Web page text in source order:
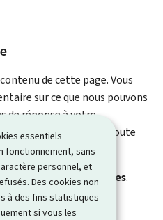
essentiels
fonctionnement, sans
personnel, et
Des cookies non
à des fins statistiques
si vous les
de cette page. Vous
sur ce que nous pouvons
de réponse à votre
de contact pour toute
( * ) sontobligatoires.
cherchiez ? *